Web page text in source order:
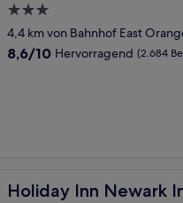
3.0-
Sterne-
Unterkunft
4,4 km von Bahnhof East
8.6
8,6/10 Hervorragend (2.684
Holiday Inn Newark
Holiday Inn Newark